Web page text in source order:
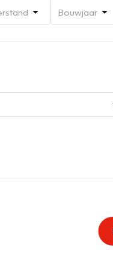
Bouwjaar